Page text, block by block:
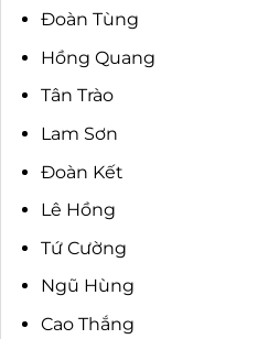
Đoàn Tùng
Hồng Quang
Tân Trào
Lam Sơn
Đoàn Kết
Lê Hồng
Tứ Cường
Ngũ Hùng
Cao Thắng